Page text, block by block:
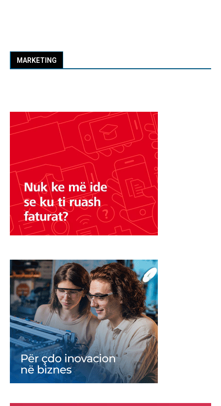
MARKETING